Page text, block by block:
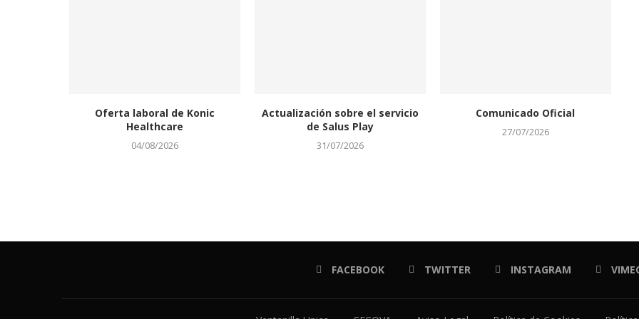
Oferta laboral de Konic
Healthcare
04/08/2026
Actualización sobre el servicio
de Salus Play
31/07/2026
Comunicado Oficial
27/07/2026
FACEBOOK TWITTER INSTAGRAM